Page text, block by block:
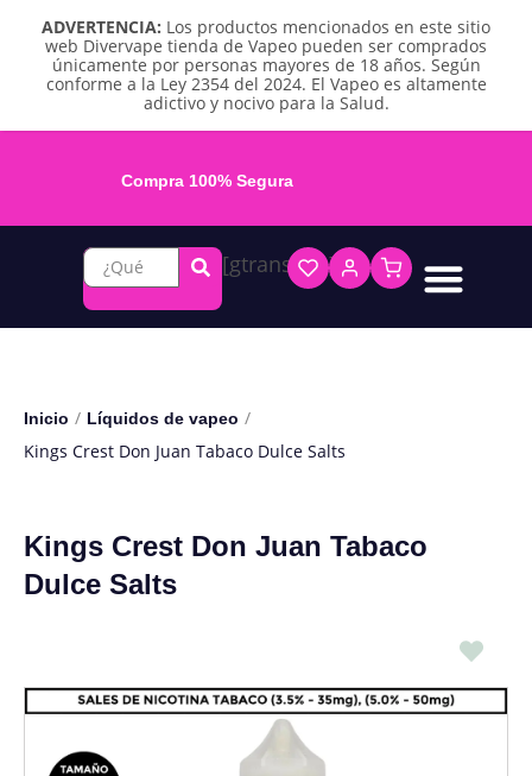
ADVERTENCIA: Los productos mencionados en este sitio
web Divervape tienda de Vapeo pueden ser comprados
únicamente por personas mayores de 18 años. Según
conforme a la Ley 2354 del 2024. El Vapeo es altamente
adictivo y nocivo para la Salud.
Compra 100% Segura
[gtranslate]
Inicio / Líquidos de vapeo /
Kings Crest Don Juan Tabaco Dulce Salts
Kings Crest Don Juan Tabaco
Dulce Salts